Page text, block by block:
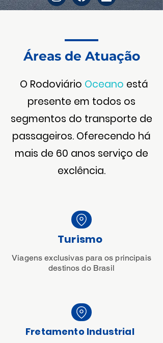
Áreas de Atuação
O Rodoviário Oceano está
presente em todos os
segmentos do transporte de
passageiros. Oferecendo há
mais de 60 anos serviço de
exclência.
Turismo
Viagens exclusivas para os principais
destinos do Brasil
Fretamento Industrial